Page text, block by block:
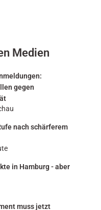
Medien
gegen
nach schärferem
in Hamburg - aber
muss jetzt